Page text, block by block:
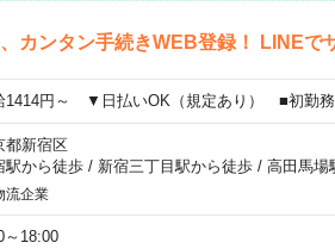
カンタン手続きWEB登録！ LINEで
1414円～ ▼日払いOK（規定あり） ■初勤
都新宿区
駅から徒歩/ 新宿三丁目駅から徒歩/ 高田馬場
流企業
～18:00